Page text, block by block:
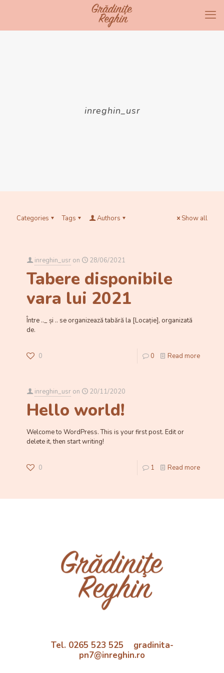
inreghin_usr
Categories Tags Authors Show all
inreghin_usr on 28/06/2021
Tabere disponibile
vara lui 2021
Între .._ și .. se organizează tabără la [Locație], organizată
de.
0 0 Read more
inreghin_usr on 20/11/2020
Hello world!
Welcome to WordPress. This is your first post. Edit or
delete it, then start writing!
0 1 Read more
Tel. 0265 523 525 gradinita-
pn7@inreghin.ro